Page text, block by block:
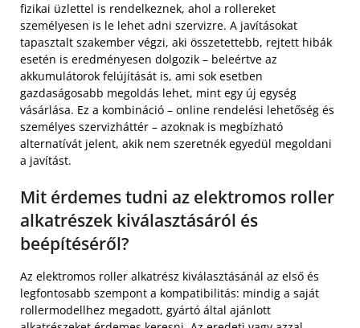
fizikai üzlettel is rendelkeznek, ahol a rollereket
személyesen is le lehet adni szervizre. A javításokat
tapasztalt szakember végzi, aki összetettebb, rejtett hibák
esetén is eredményesen dolgozik – beleértve az
akkumulátorok felújítását is, ami sok esetben
gazdaságosabb megoldás lehet, mint egy új egység
vásárlása. Ez a kombináció – online rendelési lehetőség és
személyes szervizháttér – azoknak is megbízható
alternatívát jelent, akik nem szeretnék egyedül megoldani
a javítást.
Mit érdemes tudni az elektromos roller
alkatrészek kiválasztásáról és
beépítéséről?
Az elektromos roller alkatrész kiválasztásánál az első és
legfontosabb szempont a kompatibilitás: mindig a saját
rollermodellhez megadott, gyártó által ajánlott